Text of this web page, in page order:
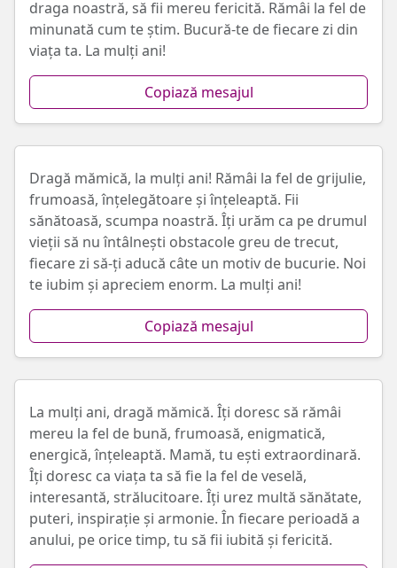
draga noastră, să fii mereu fericită. Rămâi la fel de
minunată cum te știm. Bucură-te de fiecare zi din
viața ta. La mulți ani!
Copiază mesajul
Dragă mămică, la mulți ani! Rămâi la fel de grijulie,
frumoasă, înțelegătoare și înțeleaptă. Fii
sănătoasă, scumpa noastră. Îți urăm ca pe drumul
vieții să nu întâlnești obstacole greu de trecut,
fiecare zi să-ți aducă câte un motiv de bucurie. Noi
te iubim și apreciem enorm. La mulți ani!
Copiază mesajul
La mulți ani, dragă mămică. Îți doresc să rămâi
mereu la fel de bună, frumoasă, enigmatică,
energică, înțeleaptă. Mamă, tu ești extraordinară.
Îți doresc ca viața ta să fie la fel de veselă,
interesantă, strălucitoare. Îți urez multă sănătate,
puteri, inspirație și armonie. În fiecare perioadă a
anului, pe orice timp, tu să fii iubită și fericită.